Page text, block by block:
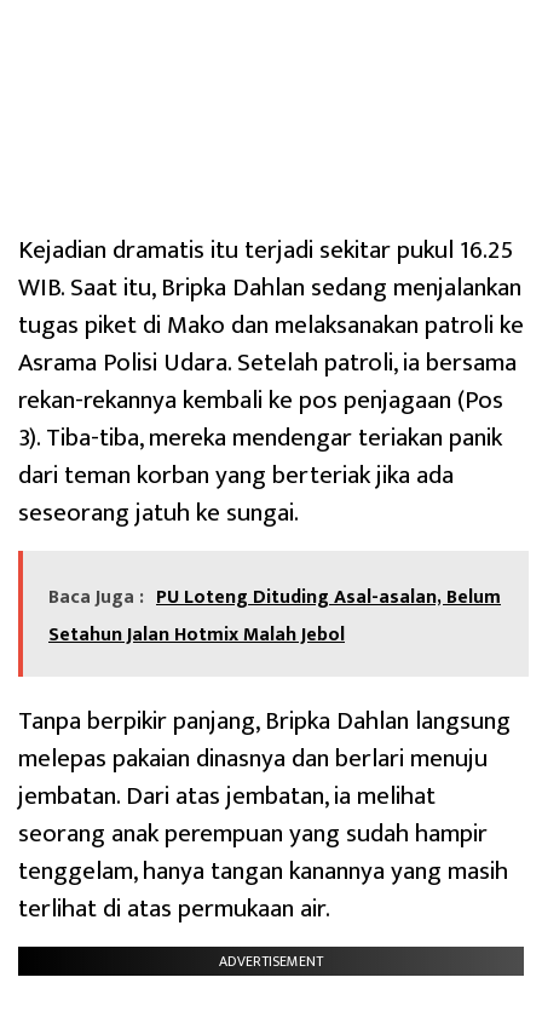
Kejadian dramatis itu terjadi sekitar pukul 16.25
WIB. Saat itu, Bripka Dahlan sedang menjalankan
tugas piket di Mako dan melaksanakan patroli ke
Asrama Polisi Udara. Setelah patroli, ia bersama
rekan-rekannya kembali ke pos penjagaan (Pos
3). Tiba-tiba, mereka mendengar teriakan panik
dari teman korban yang berteriak jika ada
seseorang jatuh ke sungai.
Baca Juga : PU Loteng Dituding Asal-asalan, Belum
Setahun Jalan Hotmix Malah Jebol
Tanpa berpikir panjang, Bripka Dahlan langsung
melepas pakaian dinasnya dan berlari menuju
jembatan. Dari atas jembatan, ia melihat
seorang anak perempuan yang sudah hampir
tenggelam, hanya tangan kanannya yang masih
terlihat di atas permukaan air.
ADVERTISEMENT